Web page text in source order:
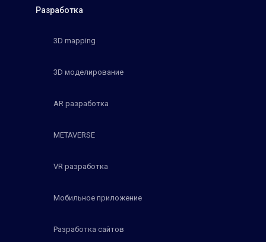
Разработка
3D mapping
3D моделирование
AR разработка
METAVERSE
VR разработка
Мобильное приложение
Разработка сайтов